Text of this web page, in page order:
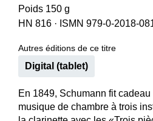
Poids 150 g
HN 816 · ISMN 979-0-2018-
Autres éditions de ce titre
Digital (tablet)
En 1849, Schumann fit
musique de chambre à trois